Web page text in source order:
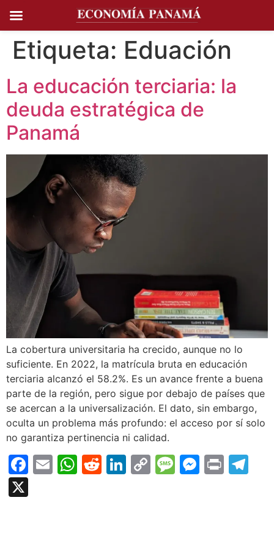
Ir al
contenido
Etiqueta: Eduación
La educación terciaria: la
deuda estratégica de
Panamá
La cobertura universitaria ha crecido, aunque no lo
suficiente. En 2022, la matrícula bruta en educación
terciaria alcanzó el 58.2%. Es un avance frente a buena
parte de la región, pero sigue por debajo de países que
se acercan a la universalización. El dato, sin embargo,
oculta un problema más profundo: el acceso por sí solo
no garantiza pertinencia ni calidad.
Facebook
EmailWhatsApp
Reddit
LinkedIn
CopyMessage
Print